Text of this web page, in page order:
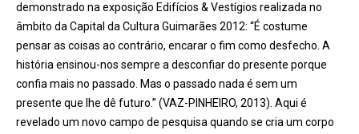
demonstrado na exposição Edifícios & Vestígios realizada no
âmbito da Capital da Cultura Guimarães 2012: “É costume
pensar as coisas ao contrário, encarar o fim como desfecho. A
história ensinou-nos sempre a desconfiar do presente porque
confia mais no passado. Mas o passado nada é sem um
presente que lhe dê futuro.” (VAZ-PINHEIRO, 2013). Aqui é
revelado um novo campo de pesquisa quando se cria um corpo